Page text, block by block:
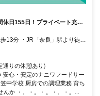
日155日！プライベート充実
通りの休憩あり)
心・安定のナニワフードサー
中学校 厨房での調理業務 育ち
んか ・。・。・。・。・。...